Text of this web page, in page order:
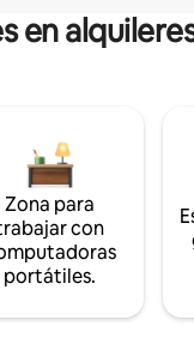
en
Zona para
con
portátiles.